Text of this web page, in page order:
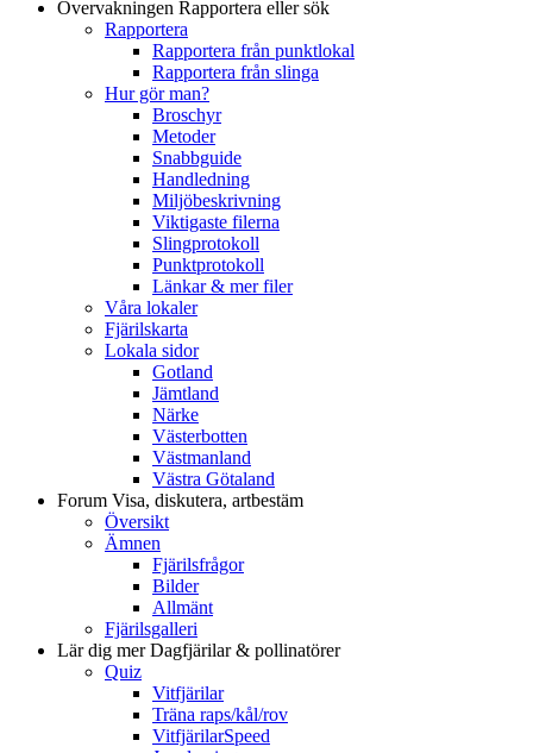
Övervakningen Rapportera eller sök
Rapportera
Rapportera från punktlokal
Rapportera från slinga
Hur gör man?
Broschyr
Metoder
Snabbguide
Handledning
Miljöbeskrivning
Viktigaste filerna
Slingprotokoll
Punktprotokoll
Länkar & mer filer
Våra lokaler
Fjärilskarta
Lokala sidor
Gotland
Jämtland
Närke
Västerbotten
Västmanland
Västra Götaland
Forum Visa, diskutera, artbestäm
Översikt
Ämnen
Fjärilsfrågor
Bilder
Allmänt
Fjärilsgalleri
Lär dig merDagfjärilar & pollinatörer
Quiz
Vitfjärilar
Träna raps/kål/rov
VitfjärilarSpeed